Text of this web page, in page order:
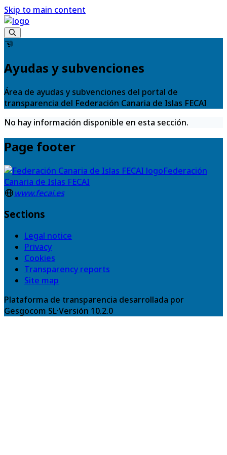
Skip to main content
Ayudas y subvenciones
Área de ayudas y subvenciones del portal de
transparencia del Federación Canaria de Islas FECAI
No hay información disponible en esta sección.
Page footer
Federación
Canaria de Islas FECAI
www.fecai.es
Sections
Legal notice
Privacy
Cookies
Transparency reports
Site map
Plataforma de transparencia desarrollada por
Gesgocom SL·Versión 10.2.0